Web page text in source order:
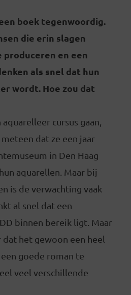
boek tegenwoordig.
die erin slagen
produceren en een
als snel dat hun
wordt. Hoe zou dat
aquarelleer cursus gaan,
dat ze een jaar
in Den Haag
aquarellen. Maar bij
is de verwachting vaak
al snel dat een
binnen bereik ligt. Maar
het gewoon een heel
goede roman te
veel verschillende